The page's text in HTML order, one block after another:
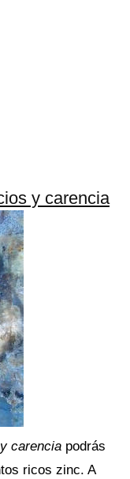
y carencia
carencia podrás
ricos zinc. A